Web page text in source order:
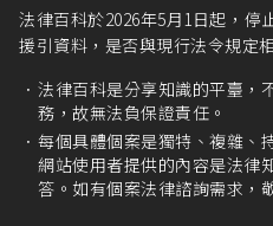
其分中心申訴。」
訴，未獲妥適處理時
府消費者保護官申訴。
消費者保護法第44條
獲得妥適處理時，得
議調解委員會申請調
法律百科於2026年5月1日起，停
援引資料，是否與現行法令規定
法律百科是分享知識的平臺，
務，故無法負保證責任。
每個具體個案是獨特、複雜、
網站使用者提供的內容是法律
答。如有個案法律諮詢需求，